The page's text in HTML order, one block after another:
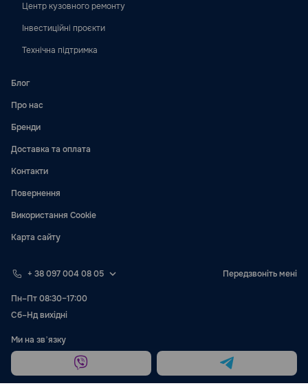
Центр кузовного ремонту
Інвестиційні проєкти
Технічна підтримка
Блог
Про нас
Бренди
Доставка та оплата
Контакти
Повернення
Використання Cookie
Карта сайту
+ 38 097 004 08 05 Передзвоніть мені
Пн–Пт 08:30–17:00
Сб–Нд вихідні
Ми на звʼязку